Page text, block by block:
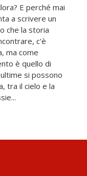
E perché mai
a scrivere un
che la storia
c'è
ma come
è quello di
si possono
tra il cielo e la